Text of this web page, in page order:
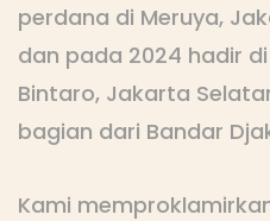
perdana di Meruya,
dan pada 2024 hadir
Bintaro, Jakarta
bagian dari Bandar
Kami